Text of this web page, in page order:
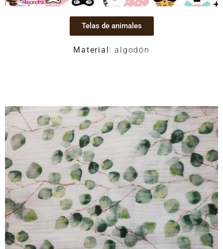
Telas de animales
Material : algodón